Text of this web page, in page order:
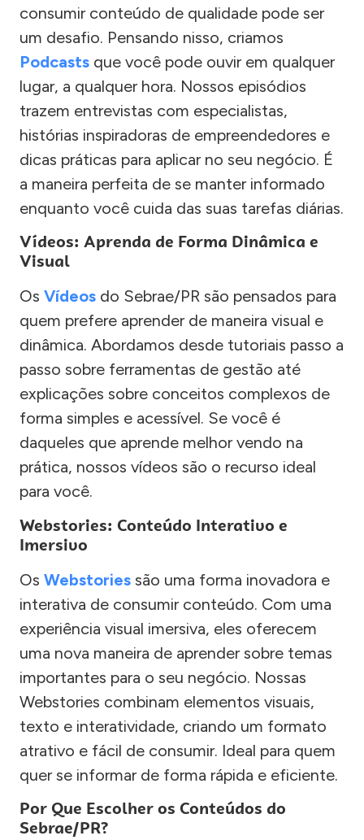
consumir conteúdo de qualidade pode ser
um desafio. Pensando nisso, criamos
Podcasts que você pode ouvir em qualquer
lugar, a qualquer hora. Nossos episódios
trazem entrevistas com especialistas,
histórias inspiradoras de empreendedores e
dicas práticas para aplicar no seu negócio. É
a maneira perfeita de se manter informado
enquanto você cuida das suas tarefas diárias.
Vídeos: Aprenda de Forma Dinâmica e
Visual
Os Vídeos do Sebrae/PR são pensados para
quem prefere aprender de maneira visual e
dinâmica. Abordamos desde tutoriais passo a
passo sobre ferramentas de gestão até
explicações sobre conceitos complexos de
forma simples e acessível. Se você é
daqueles que aprende melhor vendo na
prática, nossos vídeos são o recurso ideal
para você.
Webstories: Conteúdo Interativo e
Imersivo
Os Webstories são uma forma inovadora e
interativa de consumir conteúdo. Com uma
experiência visual imersiva, eles oferecem
uma nova maneira de aprender sobre temas
importantes para o seu negócio. Nossas
Webstories combinam elementos visuais,
texto e interatividade, criando um formato
atrativo e fácil de consumir. Ideal para quem
quer se informar de forma rápida e eficiente.
Por Que Escolher os Conteúdos do
Sebrae/PR?